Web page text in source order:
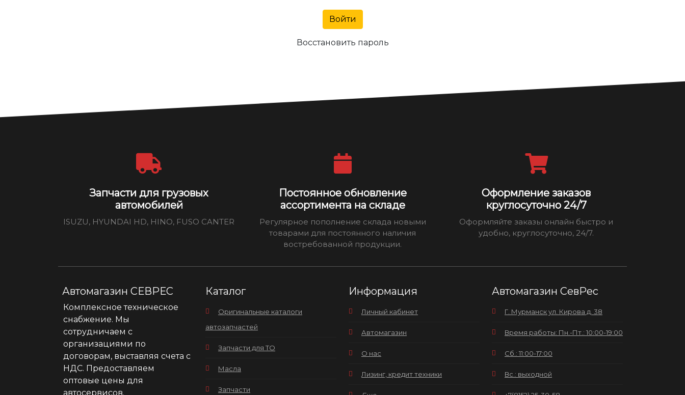
Войти
Восстановить пароль
Запчасти для грузовых
автомобилей
ISUZU, HYUNDAI HD, HINO, FUSO CANTER
Постоянное обновление
ассортимента на складе
Регулярное пополнение склада новыми
товарами для постоянного наличия
востребованной продукции.
Оформление заказов
круглосуточно 24/7
Оформляйте заказы онлайн быстро и
удобно, круглосуточно, 24/7.
Автомагазин СЕВРЕС
Комплексное техническое
снабжение. Мы
сотрудничаем с
организациями по
договорам, выставляя счета с
НДС. Предоставляем
оптовые цены для
автосервисов.
Каталог
Оригинальные каталоги
автозапчастей
Запчасти для ТО
Масла
Запчасти
Информация
Личный кабинет
Автомагазин
О нас
Лизинг, кредит техники
Автомагазин СевРес
Г. Мурманск ул. Кирова д. 38
Время работы: Пн.-Пт.: 10:00-19:00
Сб.: 11:00-17:00
Вс.: выходной